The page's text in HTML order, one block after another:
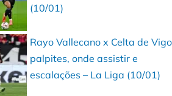
(10/01)
Rayo Vallecano x Celta de
palpites, onde assistir e
escalações – La Liga (10/01)